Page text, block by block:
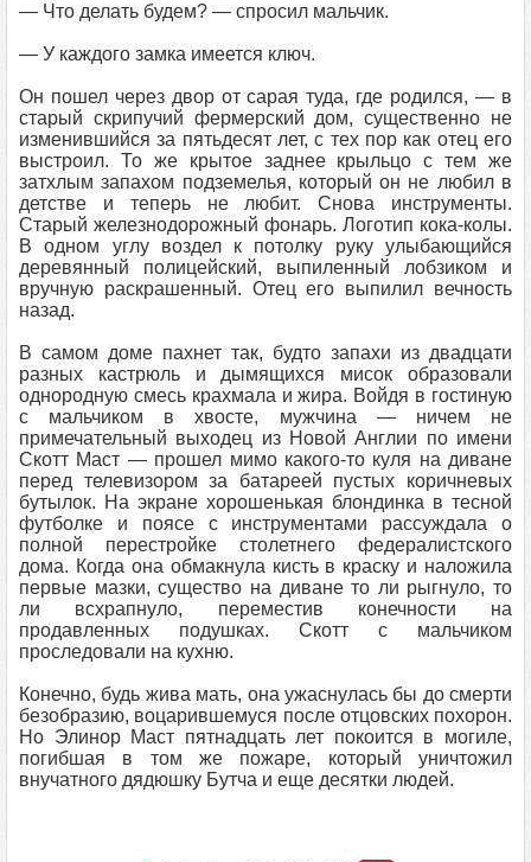
— Что делать будем? — спросил мальчик.
— У каждого замка имеется ключ.
Он пошел через двор от сарая туда, где родился, — в
старый скрипучий фермерский дом, существенно не
изменившийся за пятьдесят лет, с тех пор как отец его
выстроил. То же крытое заднее крыльцо с тем же
затхлым запахом подземелья, который он не любил в
детстве и теперь не любит. Снова инструменты.
Старый железнодорожный фонарь. Логотип кока-колы.
В одном углу воздел к потолку руку улыбающийся
деревянный полицейский, выпиленный лобзиком и
вручную раскрашенный. Отец его выпилил вечность
назад.
В самом доме пахнет так, будто запахи из двадцати
разных кастрюль и дымящихся мисок образовали
однородную смесь крахмала и жира. Войдя в гостиную
с мальчиком в хвосте, мужчина — ничем не
примечательный выходец из Новой Англии по имени
Скотт Маст — прошел мимо какого-то куля на диване
перед телевизором за батареей пустых коричневых
бутылок. На экране хорошенькая блондинка в тесной
футболке и поясе с инструментами рассуждала о
полной перестройке столетнего федералистского
дома. Когда она обмакнула кисть в краску и наложила
первые мазки, существо на диване то ли рыгнуло, то
ли всхрапнуло, переместив конечности на
продавленных подушках. Скотт с мальчиком
проследовали на кухню.
Конечно, будь жива мать, она ужаснулась бы до смерти
безобразию, воцарившемуся после отцовских похорон.
Но Элинор Маст пятнадцать лет покоится в могиле,
погибшая в том же пожаре, который уничтожил
внучатного дядюшку Бутча и еще десятки людей.